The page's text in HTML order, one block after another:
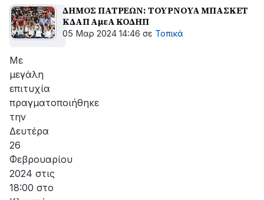
ΔΗΜΟΣ ΠΑΤΡΕΩΝ: ΤΟΥΡΝΟΥΑ ΜΠΑΣΚΕΤ
ΚΔΑΠ ΑμεΑ ΚΟΔΗΠ
05 Μαρ 2024 14:46 σε Τοπικά
Με
μεγάλη
επιτυχία
πραγματοποιήθηκε
την
Δευτέρα
26
Φεβρουαρίου
2024 στις
18:00 στο